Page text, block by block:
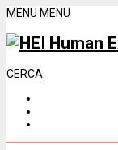
MENU MENU
CERCA